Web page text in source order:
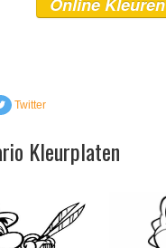
Twitter
Kleurplaten